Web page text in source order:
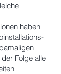
haben
Folge alle